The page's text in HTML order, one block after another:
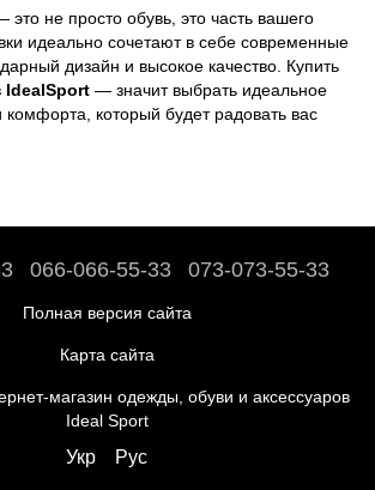
это не просто обувь, это часть вашего
идеально сочетают в себе современные
дизайн и высокое качество. Купить
IdealSport — значит выбрать идеальное
комфорта, который будет радовать вас
066-066-55-33 073-073-55-33
Полная версия сайта
Карта сайта
магазин одежды, обуви и аксессуаров
Ideal Sport
Укр Рус